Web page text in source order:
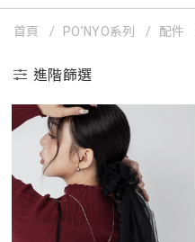
首頁 PO’NYO系列 配件
進階篩選